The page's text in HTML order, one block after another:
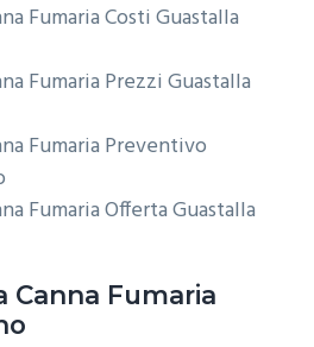
Fumaria Costi Guastalla
Fumaria Prezzi Guastalla
Fumaria Preventivo
Fumaria Offerta Guastalla
Canna Fumaria